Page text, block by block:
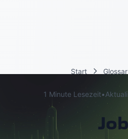
Start Glossar
1 Minute Lesezeit•
Job